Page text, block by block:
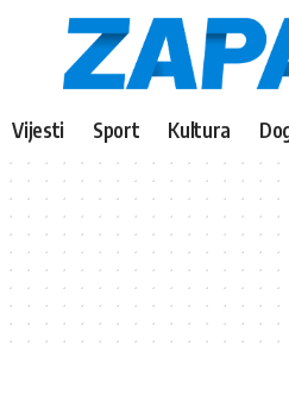
Vijesti Sport Kultura